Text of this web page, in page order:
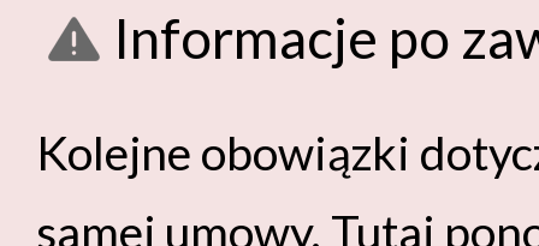
Informacje po
Kolejne obowiązki
samej umowy. Tutaj